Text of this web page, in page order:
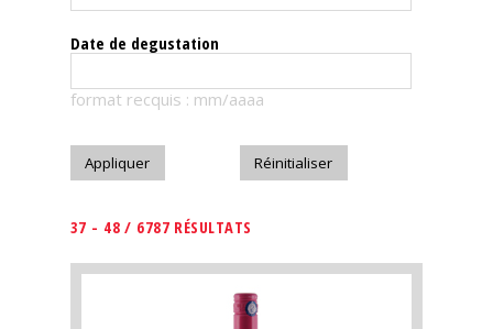
Le
magazine
Télécharger
Date de degustation
format recquis : mm/aaaa
37 - 48 / 6787 RÉSULTATS